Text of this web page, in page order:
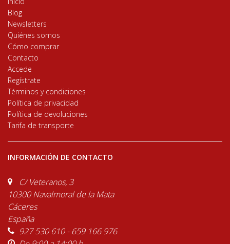
Blog
Newsletters
Quiénes somos
Cómo comprar
Contacto
Accede
Regístrate
Términos y condiciones
Política de privacidad
Política de devoluciones
Tarifa de transporte
INFORMACIÓN DE CONTACTO
C/ Veteranos, 3
10300 Navalmoral de la Mata
Cáceres
España
927 530 610 - 659 166 976